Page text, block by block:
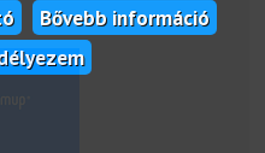
Bővebb információ